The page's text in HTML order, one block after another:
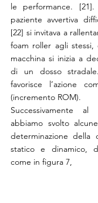
le performance.
paziente avvertiva
[22] si invitava a
foam roller agli
macchina si inizia a
di un dosso
favorisce l’azione
(incremento ROM).
Successivamente al
abbiamo svolto
determinazione della
statico e dinamico,
come in figura 7,